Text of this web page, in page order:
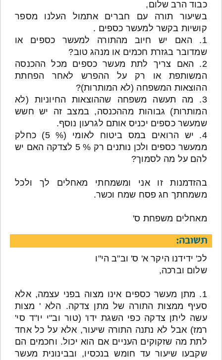
כבוד הרב שלום,
בשיעור תורה עם חברים אתמול העלנו מספר
קושיות בקשר למעשר כספים .
1. האם יש חיוב מהתורה למעשר כספים או
שמדובר בגזרת חכמים או מנהג טוב?
2. האם צריך לתת מעשר כספים מכל ההכנסה
המשותפת או רק על ההפרש לאחר הפחתת
ההוצאות המשפחה (לא המותרות)?
3. מה תעשה משפחה שההוצאות החיוניות (לא
המותרות) גבוהות מההכנסה, במצב זה יש חשש
שמעשר כספים יכניס אותם לגרעון נוסף.
4. יש הרואים במס ביטוח לאומי (% 5) כחלק
ממעשר כספים ולכן נותנים רק % 5 לצדקה האם יש
להם על מה לסמוך?
בהזדמנות זו אני ומשמחתי מאחלים לך ולכל
משמחתך חג פסח שמח וכשר.
מאחלים משפחת ס'
תשובה:
לכ' ידידנו היקר א' ס' וב"ב הי"ו
שלום וברכה,
1. מתן מעשר כספים אינו מצוה בפני עצמה, אלא
סעיף ממצות התורה של מתן צדקה. הלא ' מצות
עשה ליתן צדקה כפי השגת ידו' (טור וב"י יו"ד סי'
רמז) אבל לא נתנה התורה שיעור, אלא על כל אחד
לתת מה שזקוקים העניים אם הוא יכול. וחכמים הם
שקבעו שיעור עד חומש בנכסיו, ובבינונית מעשר